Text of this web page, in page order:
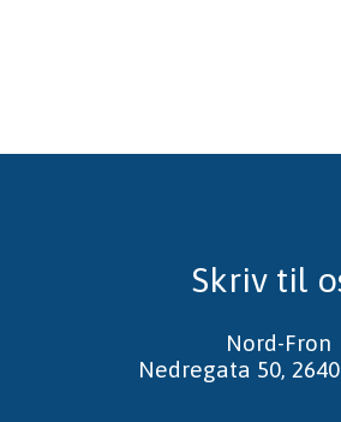
Skriv til
Nord-Fron
Nedregata 50,